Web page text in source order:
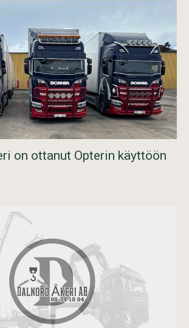
on ottanut Opterin käyttöön